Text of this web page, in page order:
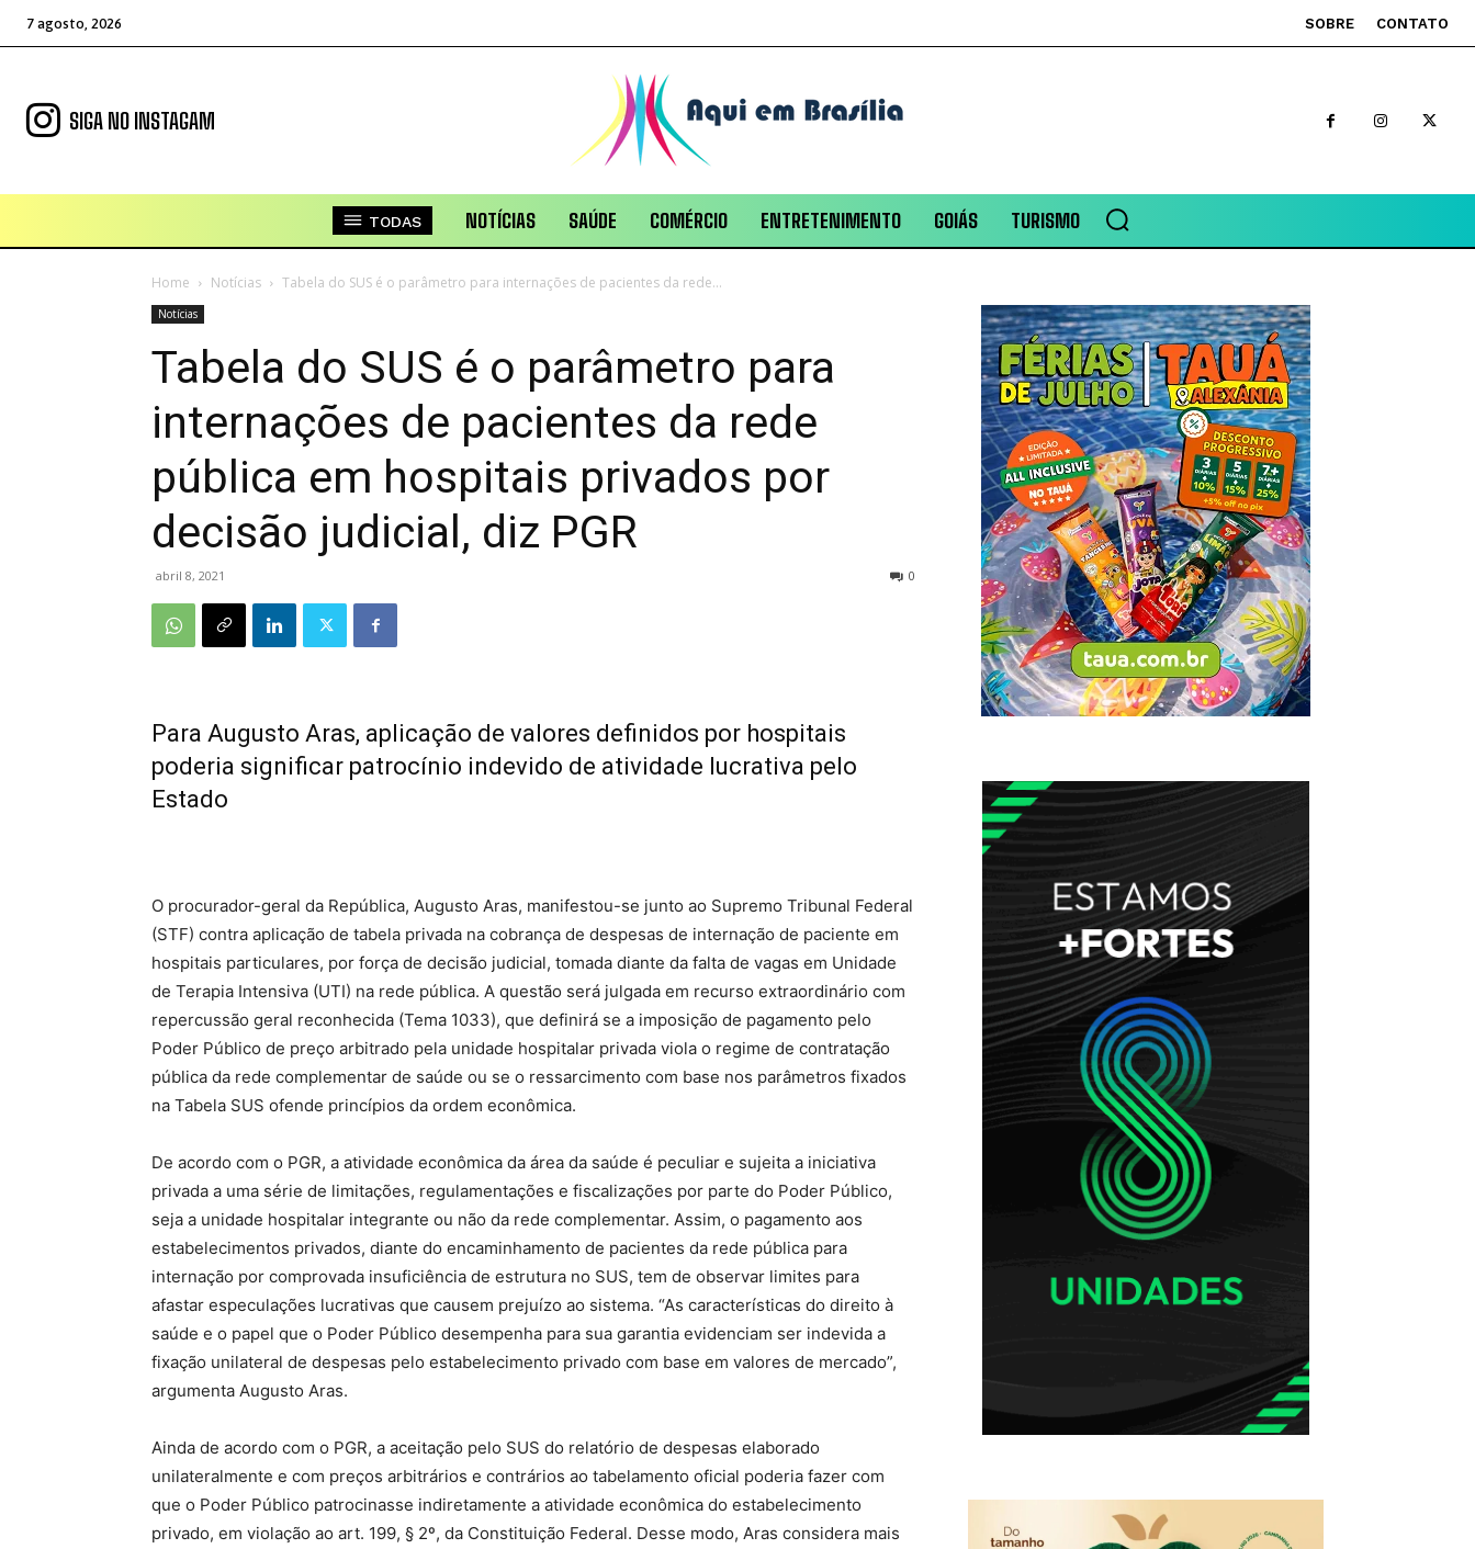
7 agosto, 2026 SOBRE CONTATO
SIGA NO INSTAGAM
TODAS NOTÍCIAS SAÚDE COMÉRCIO ENTRETENIMENTO GOIÁS TURISMO
Home Notícias Tabela do SUS é o parâmetro para internações de pacientes da rede...
Notícias
Tabela do SUS é o parâmetro para
internações de pacientes da rede
pública em hospitais privados por
decisão judicial, diz PGR
abril 8, 2021 0
Para Augusto Aras, aplicação de valores definidos por hospitais
poderia significar patrocínio indevido de atividade lucrativa pelo
Estado
O procurador-geral da República, Augusto Aras, manifestou-se junto ao Supremo Tribunal Federal
(STF) contra aplicação de tabela privada na cobrança de despesas de internação de paciente em
hospitais particulares, por força de decisão judicial, tomada diante da falta de vagas em Unidade
de Terapia Intensiva (UTI) na rede pública. A questão será julgada em recurso extraordinário com
repercussão geral reconhecida (Tema 1033), que definirá se a imposição de pagamento pelo
Poder Público de preço arbitrado pela unidade hospitalar privada viola o regime de contratação
pública da rede complementar de saúde ou se o ressarcimento com base nos parâmetros fixados
na Tabela SUS ofende princípios da ordem econômica.
De acordo com o PGR, a atividade econômica da área da saúde é peculiar e sujeita a iniciativa
privada a uma série de limitações, regulamentações e fiscalizações por parte do Poder Público,
seja a unidade hospitalar integrante ou não da rede complementar. Assim, o pagamento aos
estabelecimentos privados, diante do encaminhamento de pacientes da rede pública para
internação por comprovada insuficiência de estrutura no SUS, tem de observar limites para
afastar especulações lucrativas que causem prejuízo ao sistema. “As características do direito à
saúde e o papel que o Poder Público desempenha para sua garantia evidenciam ser indevida a
fixação unilateral de despesas pelo estabelecimento privado com base em valores de mercado”,
argumenta Augusto Aras.
Ainda de acordo com o PGR, a aceitação pelo SUS do relatório de despesas elaborado
unilateralmente e com preços arbitrários e contrários ao tabelamento oficial poderia fazer com
que o Poder Público patrocinasse indiretamente a atividade econômica do estabelecimento
privado, em violação ao art. 199, § 2º, da Constituição Federal. Desse modo, Aras considera mais